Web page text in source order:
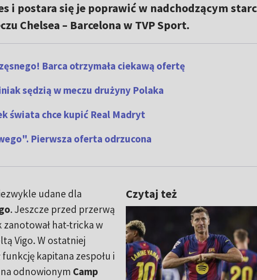
i postara się je poprawić w nadchodzącym
Chelsea – Barcelona w TVP Sport.
Barca otrzymała ciekawą ofertę
sędzią w meczu drużyny Polaka
świata chce kupić Real Madryt
Pierwsza oferta odrzucona
Czytaj też
udane dla
. Jeszcze przed przerwą
hat-tricka w
Vigo. W ostatniej
kapitana zespołu i
odnowionym Camp